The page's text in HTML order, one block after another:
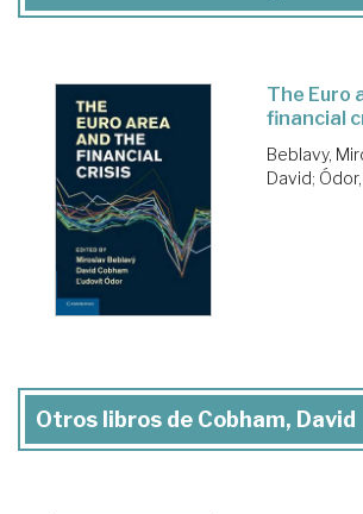
The Euro
financial
Beblavy,
David;
Otros libros de Cobham, David